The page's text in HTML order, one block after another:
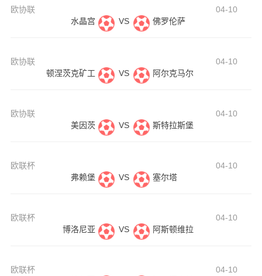
欧协联
04-10
水晶宫
VS 佛罗伦萨
欧协联
04-10
顿涅茨克矿工
VS 阿尔克马尔
欧协联
04-10
美因茨
VS 斯特拉斯堡
欧联杯
04-10
弗赖堡
VS 塞尔塔
欧联杯
04-10
博洛尼亚
VS 阿斯顿维拉
欧联杯
04-10